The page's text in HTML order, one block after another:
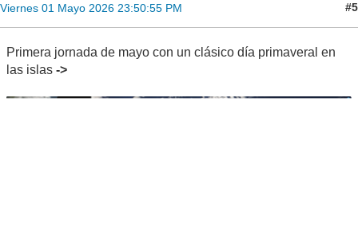
Viernes 01 Mayo 2026 23:50:55 PM #5
Primera jornada de mayo con un clásico día primaveral en
las islas ->